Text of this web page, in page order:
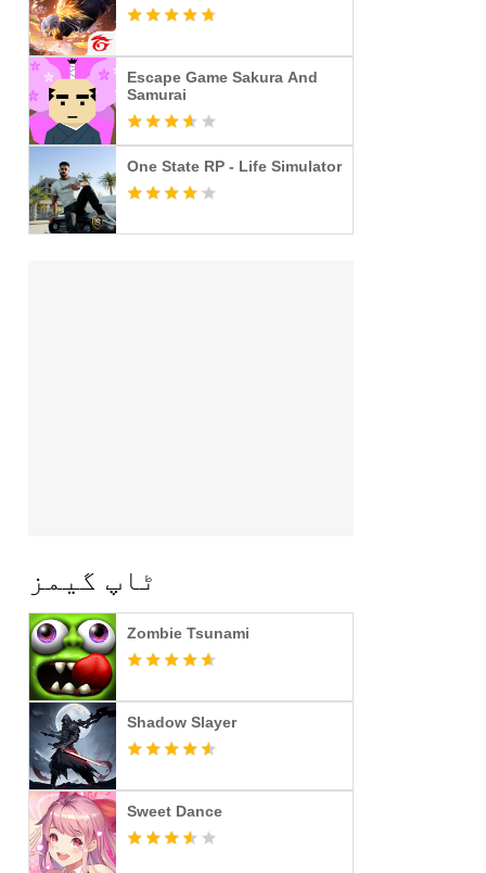
Escape Game Sakura And
Samurai
One State RP - Life Simulator
ٹاپ گیمز
Zombie Tsunami
Shadow Slayer
Sweet Dance